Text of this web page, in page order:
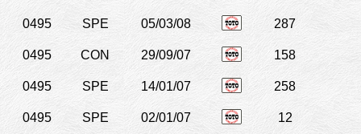
0495 SPE 05/03/08 287
0495 CON 29/09/07 158
0495 SPE 14/01/07 258
0495 SPE 02/01/07 12